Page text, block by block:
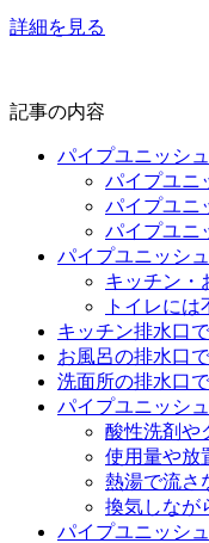
詳細を見る
記事の内容
パイプユニッシ
パイプユニ
パイプユニ
パイプユニ
パイプユニッシ
キッチン・
トイレには
キッチン排水口
お風呂の排水口
洗面所の排水口
パイプユニッシ
酸性洗剤や
使用量や放
熱湯で流さ
換気しなが
パイプユニッシ